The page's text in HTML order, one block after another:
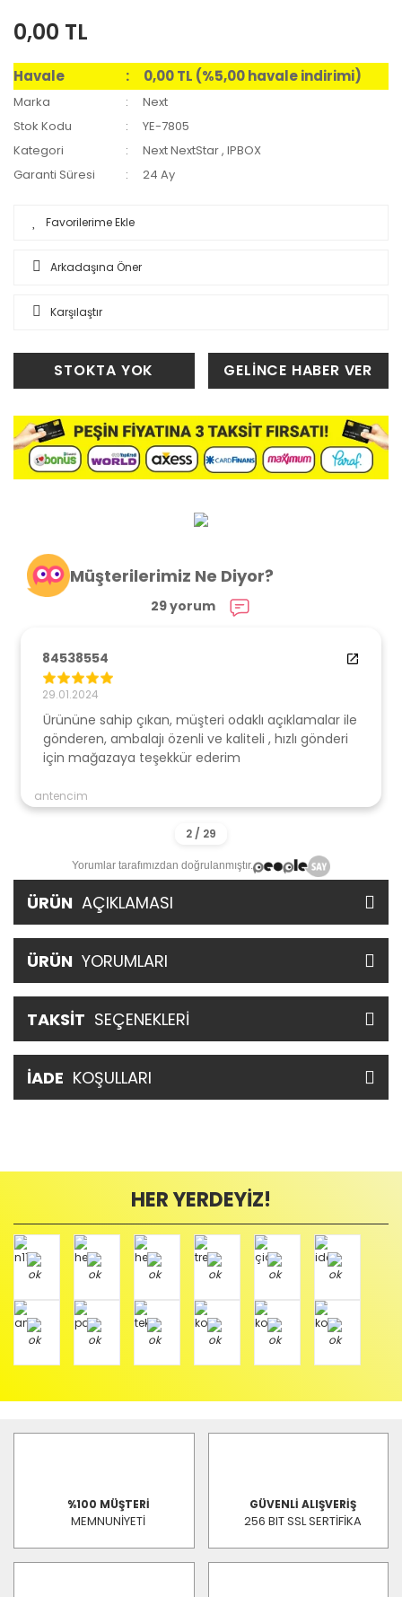
0,00 TL
Havale 0,00 TL (%5,00 havale indirimi)
Marka
Next
Stok Kodu
YE-7805
Kategori
Next NextStar,IPBOX
Garanti Süresi
24 Ay
Arkadaşına Öner
Karşılaştır
STOKTA YOK GELİNCE HABER VER
Müşterilerimiz Ne Diyor?
29 yorum
84538554
29.01.2024
Ürününe sahip çıkan, müşteri odaklı açıklamalar ile
gönderen, ambalajı özenli ve kaliteli , hızlı gönderi
için mağazaya teşekkür ederim
antencim
Yorumlar tarafımızdan doğrulanmıştır.
ÜRÜN AÇIKLAMASI
ÜRÜN YORUMLARI
TAKSİT SEÇENEKLERİ
İADE KOŞULLARI
HER YERDEYİZ!
%100 MÜŞTERİ
MEMNUNİYETİ
GÜVENLİ ALIŞVERİŞ
256 BIT SSL SERTİFİKA